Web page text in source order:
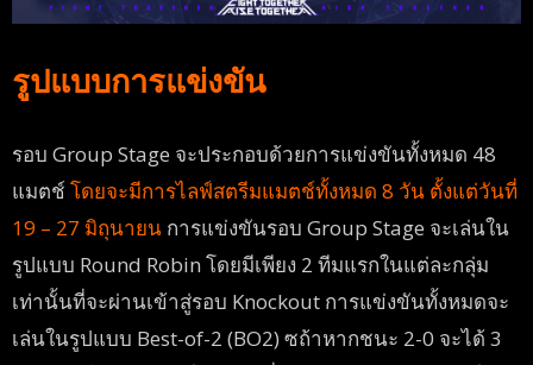
รูปแบบการแข่งขัน
รอบ Group Stage จะประกอบด้วยการแข่งขันทั้งหมด 48
แมตช์โดยจะมีการไลฟ์สตรีมแมตช์ทั้งหมด 8 วัน ตั้งแต่วันที่
19 – 27 มิถุนายน การแข่งขันรอบ Group Stage จะเล่นใน
รูปแบบ Round Robin โดยมีเพียง 2 ทีมแรกในแต่ละกลุ่ม
เท่านั้นที่จะผ่านเข้าสู่รอบ Knockout การแข่งขันทั้งหมดจะ
เล่นในรูปแบบ Best-of-2 (BO2) ซถ้าหากชนะ 2-0 จะได้ 3